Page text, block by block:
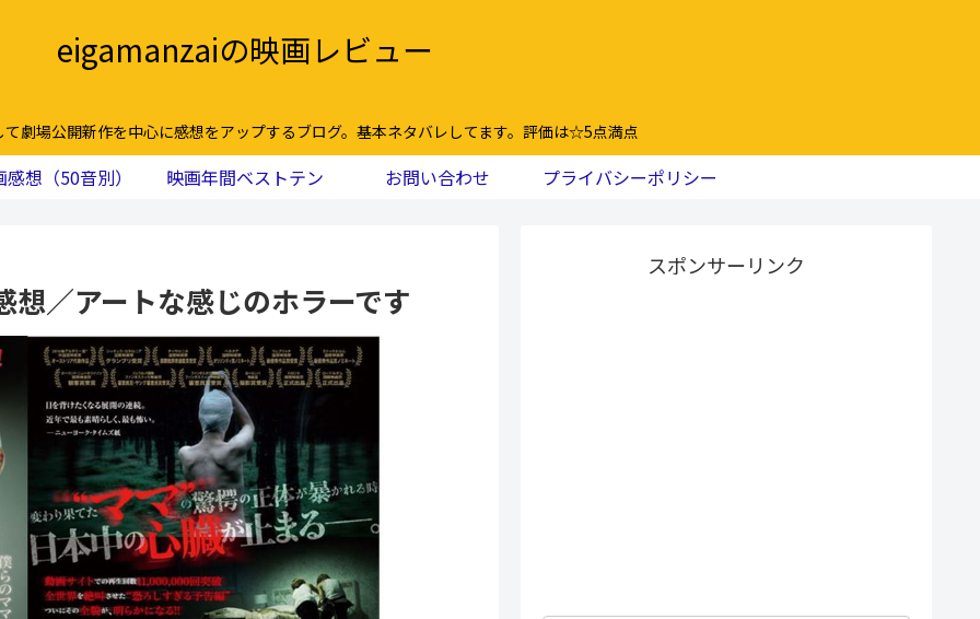
eigamanzaiの映画レビュー
劇場公開新作を中心に感想をアップするブログ。基本ネタバレしてます。評価は☆5点満点
感想（50音別） 映画年間ベストテン お問い合わせ プライバシーポリシー
／アートな感じのホラーです
スポンサーリンク